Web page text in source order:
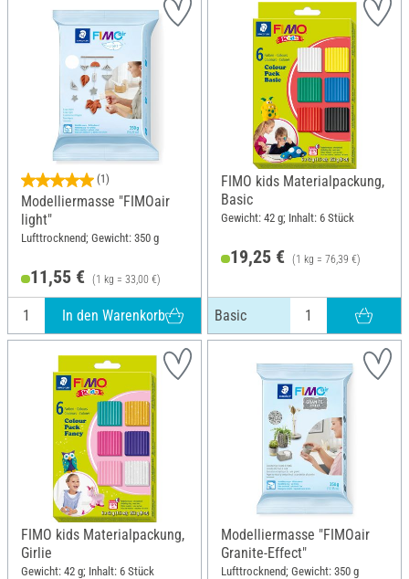
(1)
Modelliermasse "FIMOair
light"
Lufttrocknend; Gewicht: 350 g
11,55 € (1 kg = 33,00 €)
In den Warenkorb
FIMO kids Materialpackung,
Basic
Gewicht: 42 g; Inhalt: 6 Stück
19,25 € (1 kg = 76,39 €)
Basic
FIMO kids Materialpackung,
Girlie
Gewicht: 42 g; Inhalt: 6 Stück
Modelliermasse "FIMOair
Granite-Effect"
Lufttrocknend; Gewicht: 350 g